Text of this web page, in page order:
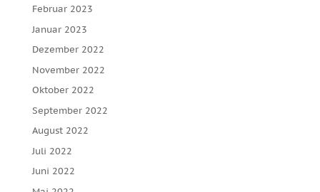
Februar 2023
Januar 2023
Dezember 2022
November 2022
Oktober 2022
September 2022
August 2022
Juli 2022
Juni 2022